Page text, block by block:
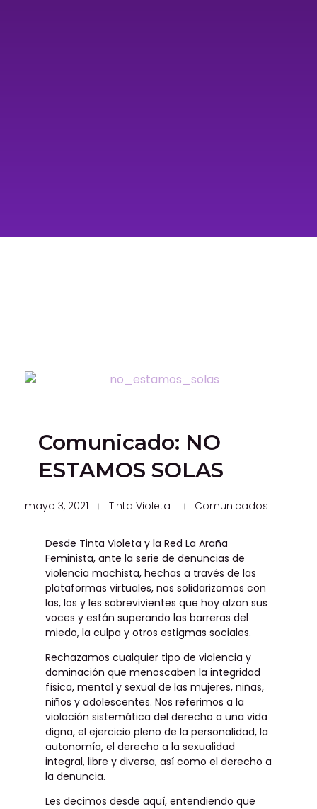
Comunicado: NO
ESTAMOS SOLAS
mayo 3, 2021 Tinta Violeta Comunicados
Desde Tinta Violeta y la Red La Araña
Feminista, ante la serie de denuncias de
violencia machista, hechas a través de las
plataformas virtuales, nos solidarizamos con
las, los y les sobrevivientes que hoy alzan sus
voces y están superando las barreras del
miedo, la culpa y otros estigmas sociales.
Rechazamos cualquier tipo de violencia y
dominación que menoscaben la integridad
física, mental y sexual de las mujeres, niñas,
niños y adolescentes. Nos referimos a la
violación sistemática del derecho a una vida
digna, el ejercicio pleno de la personalidad, la
autonomía, el derecho a la sexualidad
integral, libre y diversa, así como el derecho a
la denuncia.
Les decimos desde aquí, entendiendo que